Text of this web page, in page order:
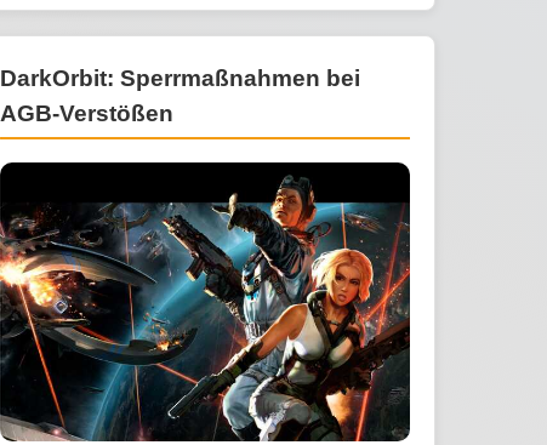
DarkOrbit: Sperrmaßnahmen bei
AGB-Verstößen